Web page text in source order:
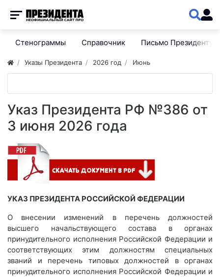
Стенограммы Справочник Письмо Президенту
Указы Президента 2026 год Июнь
Указ Президента РФ №386 от
3 июня 2026 года
УКАЗ ПРЕЗИДЕНТА РОССИЙСКОЙ ФЕДЕРАЦИИ
О внесении изменений в перечень должностей
высшего начальствующего состава в органах
принудительного исполнения Российской Федерации и
соответствующих этим должностям специальных
званий и перечень типовых должностей в органах
принудительного исполнения Российской Федерации и